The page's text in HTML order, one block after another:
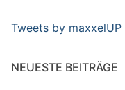
Tweets by maxxelUP
NEUESTE BEITRÄGE